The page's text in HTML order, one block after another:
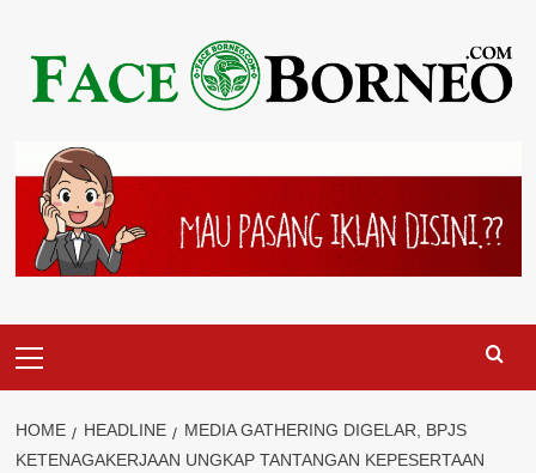
content
Menu
HOME HEADLINE
MEDIA GATHERING DIGELAR, BPJS
KETENAGAKERJAAN UNGKAP TANTANGAN KEPESERTAAN